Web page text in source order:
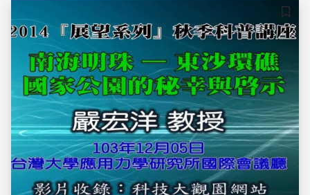
然花園」在為觀光者奉獻美麗的同時，珊瑚礁還為成千上萬
的水上與水下生物提供了重要的棲息所。
儲存